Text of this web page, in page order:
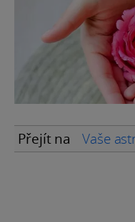
Přejít na Vaše